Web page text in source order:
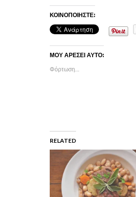
ΚΟΙΝΟΠΟΙΉΣΤΕ:
ΜΟΥ ΑΡΈΣΕΙ ΑΥΤΌ:
Φόρτωση...
RELATED